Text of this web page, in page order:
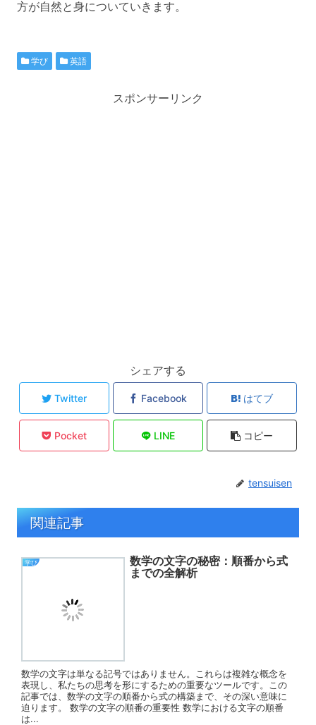
方が自然と身についていきます。
学び 英語
スポンサーリンク
シェアする
Twitter Facebook はてブ
Pocket LINE コピー
tensuisen
関連記事
学び
数学の文字の秘密：順番から式
までの全解析
数学の文字は単なる記号ではありません。これらは複雑な概念を
表現し、私たちの思考を形にするための重要なツールです。この
記事では、数学の文字の順番から式の構築まで、その深い意味に
迫ります。 数学の文字の順番の重要性 数学における文字の順番
は...